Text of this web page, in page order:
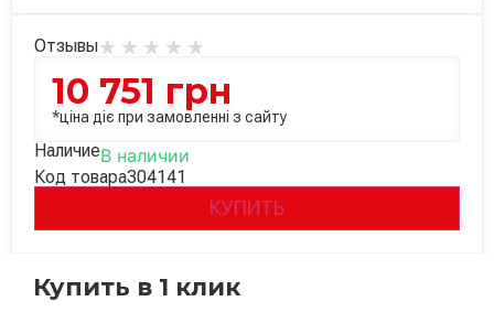
Отзывы
10 751 грн
*ціна діє при замовленні з сайту
НаличиеВ наличии
Код товара304141
КУПИТЬ
Купить в 1 клик